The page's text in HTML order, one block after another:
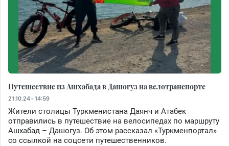
Путешествие из Ашхабада в Дашогуз на велотранспорте
21.10.24 - 14:59
Жители столицы Туркменистана Даянч и Атабек
отправились в путешествие на велосипедах по маршруту
Ашхабад – Дашогуз. Об этом рассказал «Туркменпортал»
со ссылкой на соцсети путешественников.